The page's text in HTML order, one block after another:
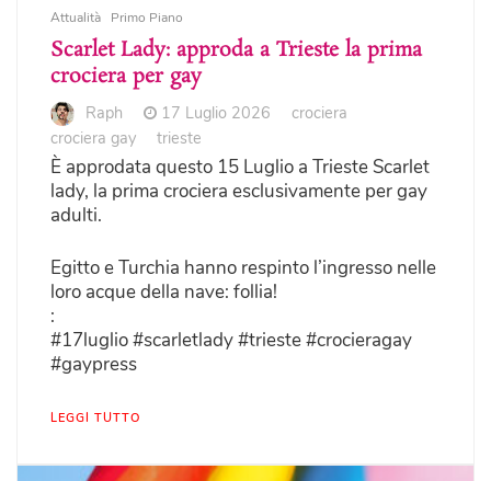
Attualità Primo Piano
Scarlet Lady: approda a Trieste la prima
crociera per gay
Raph 17 Luglio 2026
crociera
crociera gay
trieste
È approdata questo 15 Luglio a Trieste Scarlet
lady, la prima crociera esclusivamente per gay
adulti.
Egitto e Turchia hanno respinto l’ingresso nelle
loro acque della nave: follia!
:
#17luglio #scarletlady #trieste #crocieragay
#gaypress
LEGGI TUTTO